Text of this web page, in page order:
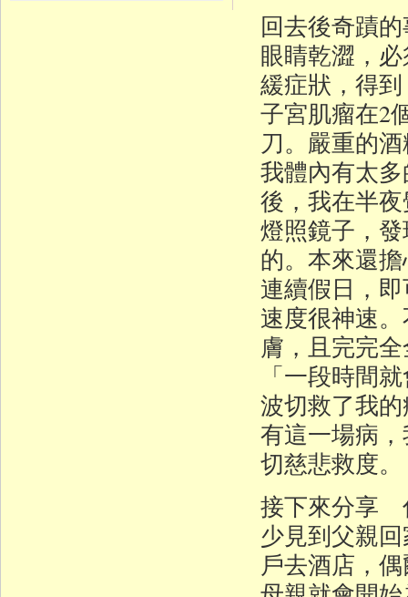
回去後奇蹟
眼睛乾澀，
緩症狀，得
子宮肌瘤在2
刀。嚴重的
我體內有太
後，我在半
燈照鏡子，
的。本來還
連續假日，
速度很神速
膚，且完完
「一段時間
波切救了我
有這一場病
切慈悲救度。
接下來分享
少見到父親
戶去酒店，